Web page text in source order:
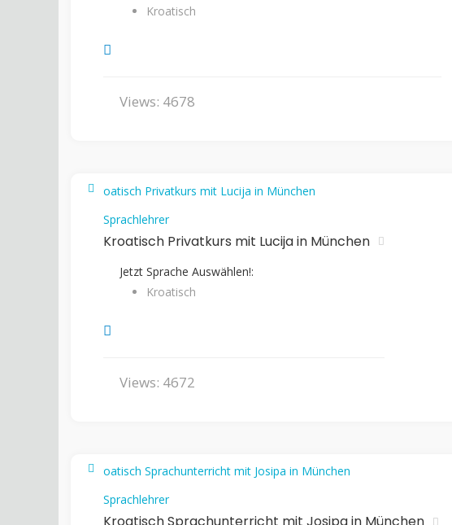
Kroatisch
Views: 4678
Sprachlehrer
Kroatisch Privatkurs mit Lucija in München
Jetzt Sprache Auswählen!:
Kroatisch
Views: 4672
Sprachlehrer